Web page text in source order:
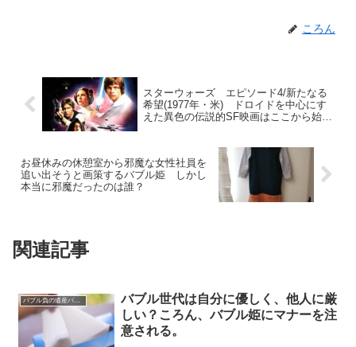
ころん
スターウォーズ エピソード4/新たなる
希望(1977年・米) ドロイドを中心にす
えた異色の伝説的SF映画はここから始ま
お昼休みの休憩室から邪魔な女性社員を
追い出そうと画策するバブル姫 しかし
本当に邪魔だったのは誰？
関連記事
バブル負の遺産バブル姫
バブル世代は自分に優しく、他人に厳
しい？ころん、バブル姫にマナーを注
意される。